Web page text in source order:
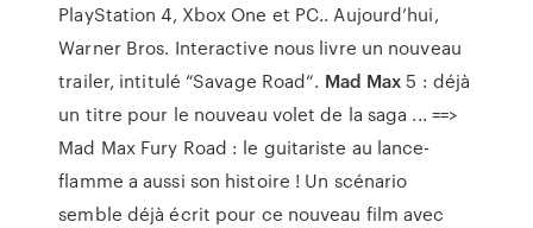
PlayStation 4, Xbox One et PC.. Aujourd’hui,
Warner Bros. Interactive nous livre un nouveau
trailer, intitulé “Savage Road“. Mad Max5 : déjà
un titre pour le nouveau volet de la saga ... ==>
Mad Max Fury Road : le guitariste au lance-
flamme a aussi son histoire ! Un scénario
semble déjà écrit pour ce nouveau film avec